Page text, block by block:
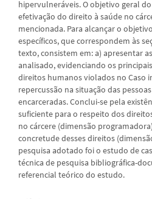
hipervulneráveis. O objetivo geral
efetivação do direito à saúde no
mencionada. Para alcançar o
específicos, que correspondem às
texto, consistem em: a) apresentar
analisado, evidenciando os
direitos humanos violados no Caso
repercussão na situação das
encarceradas. Conclui-se pela
suficiente para o respeito dos
no cárcere (dimensão
concretude desses direitos
pesquisa adotado foi o estudo de
técnica de pesquisa bibliográfica-
referencial teórico do estudo.